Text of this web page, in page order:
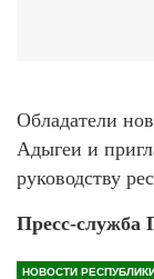
Обладатели
Адыгеи и
руководству
Пресс-служба
НОВОСТИ